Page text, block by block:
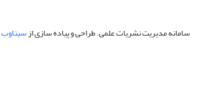
سامانه مدیریت نشریات علمی.طراحی و پیاده سازی ازسیناوب